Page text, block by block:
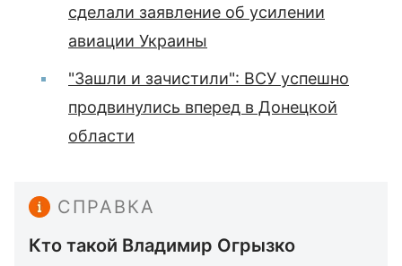
сделали заявление об усилении
авиации Украины
"Зашли и зачистили": ВСУ успешно
продвинулись вперед в Донецкой
области
СПРАВКА
Кто такой Владимир Огрызко